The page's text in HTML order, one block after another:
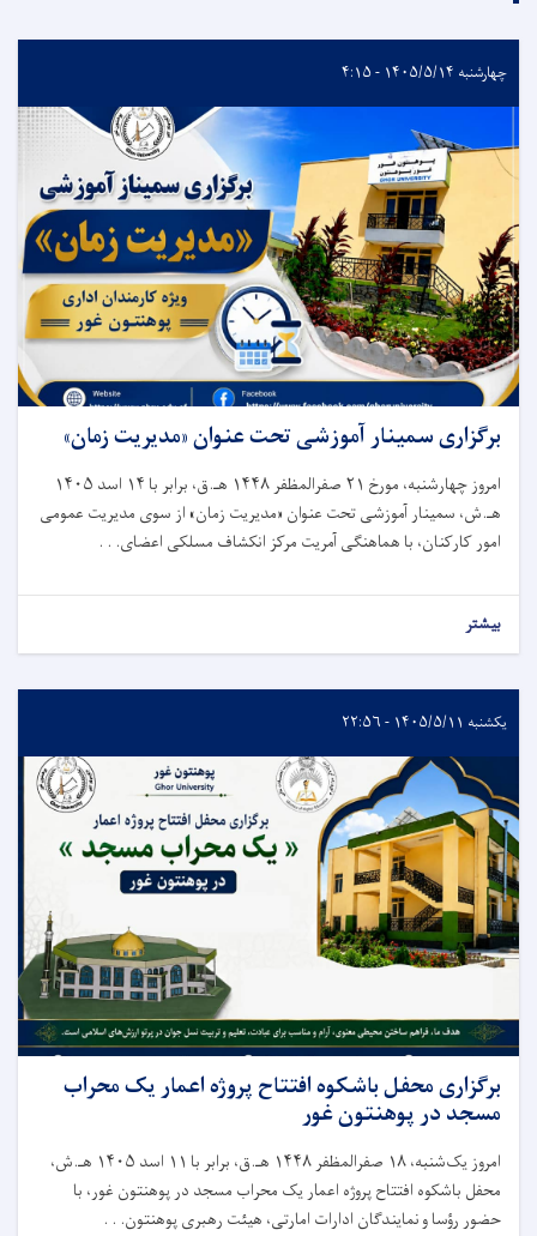
چهارشنبه ۱۴۰۵/۵/۱۴ - ۴:۱۵
برگزاری سمینار آموزشی تحت عنوان «مدیریت زمان»
امروز چهارشنبه، مورخ ۲۱ صفرالمظفر ۱۴۴۸ هـ.ق، برابر با ۱۴ اسد ۱۴۰۵
هـ.ش، سمینار آموزشی تحت عنوان «مدیریت زمان» از سوی مدیریت عمومی
امور کارکنان، با هماهنگی آمریت مرکز انکشاف مسلکی اعضای. . .
بیشتر
یکشنبه ۱۴۰۵/۵/۱۱ - ۲۲:۵۶
برگزاری محفل باشکوه افتتاح پروژه اعمار یک محراب
مسجد در پوهنتون غور
امروز یک‌شنبه، ۱۸ صفرالمظفر ۱۴۴۸ هـ.ق، برابر با ۱۱ اسد ۱۴۰۵ هـ.ش،
محفل باشکوه افتتاح پروژه اعمار یک محراب مسجد در پوهنتون غور، با
حضور رؤسا و نمایندگان ادارات امارتی، هیئت رهبری پوهنتون. . .